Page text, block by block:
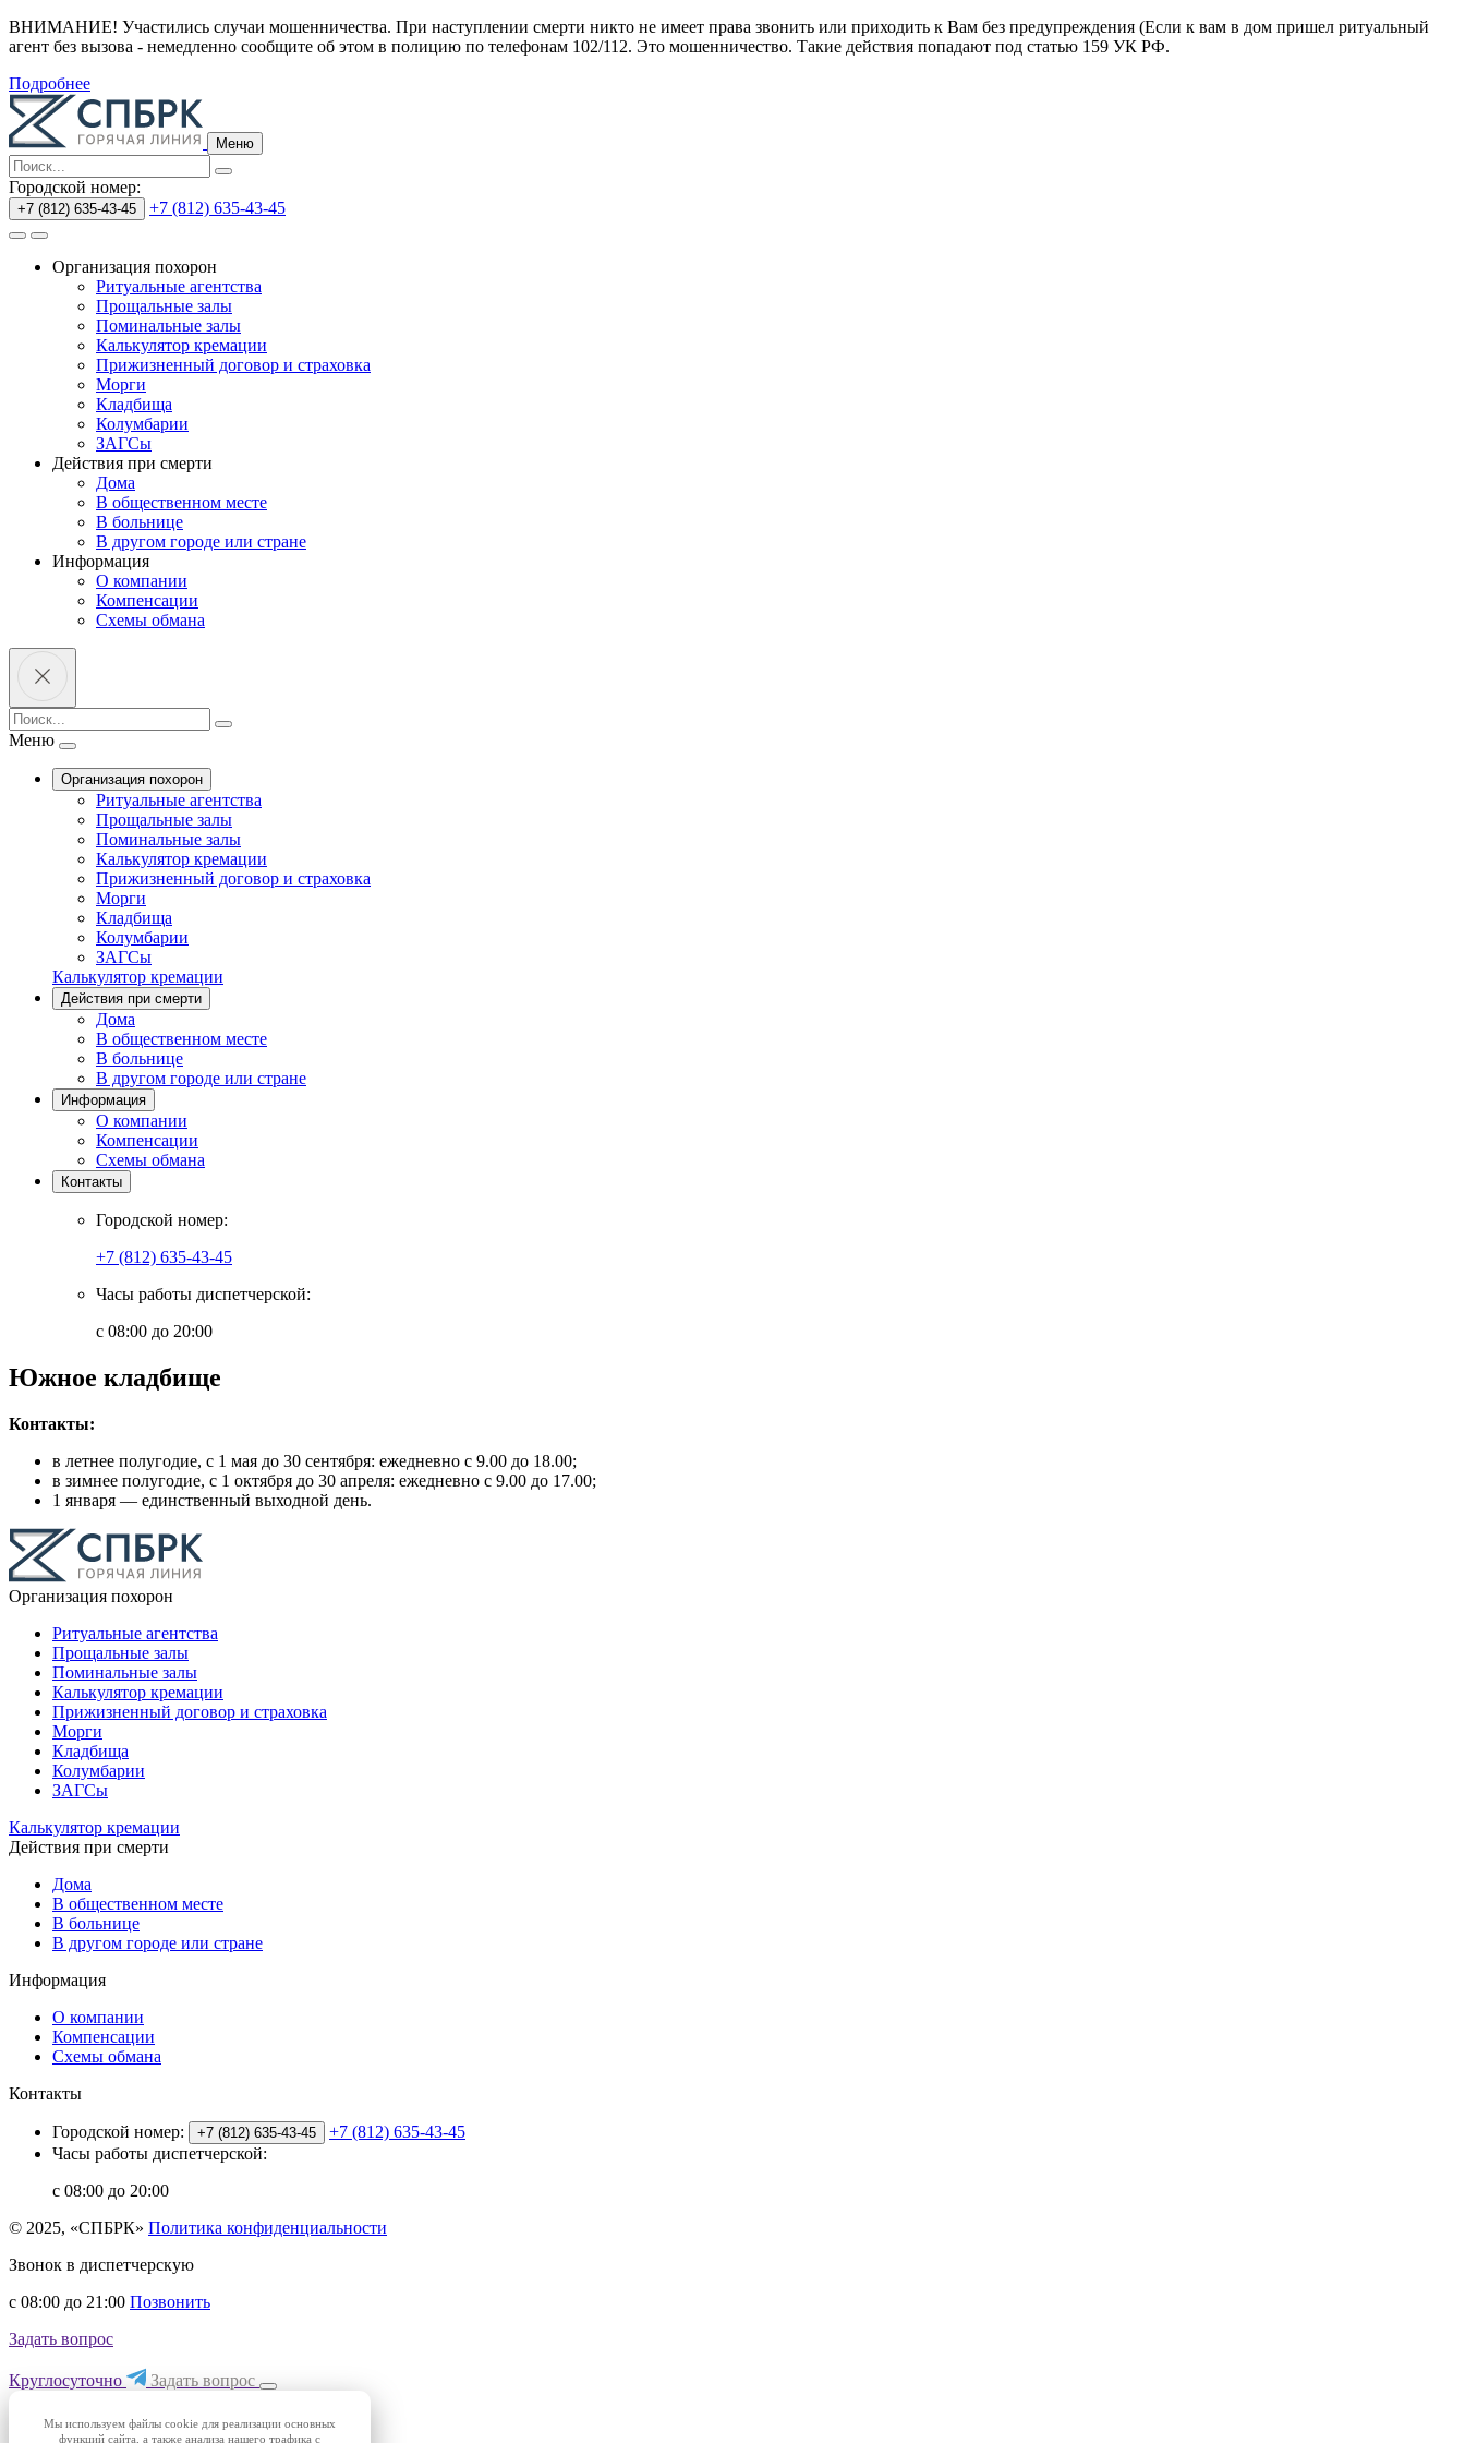
ВНИМАНИЕ! Участились случаи мошенничества. При наступлении смерти никто не имеет права звонить или приходить к Вам без предупреждения (Если к вам в дом пришел ритуальный
агент без вызова - немедленно сообщите об этом в полицию по телефонам 102/112. Это мошенничество. Такие действия попадают под статью 159 УК РФ.
Подробнее
Меню
Городской номер:
+7 (812) 635-43-45 +7 (812) 635-43-45
Организация похорон
Ритуальные агентства
Прощальные залы
Поминальные залы
Калькулятор кремации
Прижизненный договор и страховка
Морги
Кладбища
Колумбарии
ЗАГСы
Действия при смерти
Дома
В общественном месте
В больнице
В другом городе или стране
Информация
О компании
Компенсации
Схемы обмана
Меню
Организация похорон
Ритуальные агентства
Прощальные залы
Поминальные залы
Калькулятор кремации
Прижизненный договор и страховка
Морги
Кладбища
Колумбарии
ЗАГСы
Калькулятор кремации
Действия при смерти
Дома
В общественном месте
В больнице
В другом городе или стране
Информация
О компании
Компенсации
Схемы обмана
Контакты
Городской номер:
+7 (812) 635-43-45
Часы работы диспетчерской:
с 08:00 до 20:00
Южное кладбище
Контакты:
в летнее полугодие, с 1 мая до 30 сентября: ежедневно с 9.00 до 18.00;
в зимнее полугодие, с 1 октября до 30 апреля: ежедневно с 9.00 до 17.00;
1 января — единственный выходной день.
Организация похорон
Ритуальные агентства
Прощальные залы
Поминальные залы
Калькулятор кремации
Прижизненный договор и страховка
Морги
Кладбища
Колумбарии
ЗАГСы
Калькулятор кремации
Действия при смерти
Дома
В общественном месте
В больнице
В другом городе или стране
Информация
О компании
Компенсации
Схемы обмана
Контакты
Городской номер: +7 (812) 635-43-45
+7 (812) 635-43-45
Часы работы диспетчерской:
с 08:00 до 20:00
© 2025, «СПБРК» Политика конфиденциальности
Звонок в диспетчерскую
с 08:00 до 21:00 Позвонить
Задать вопрос
Круглосуточно Задать вопрос
Мы используем файлы cookie для реализации основных
функций сайта, а также анализа нашего трафика с